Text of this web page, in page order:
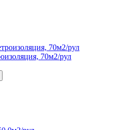
70м2/рул